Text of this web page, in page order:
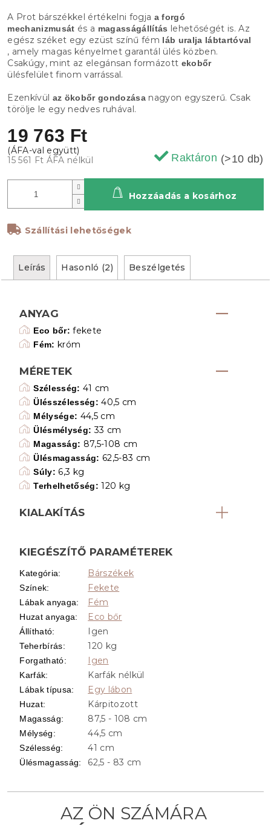
19 763 Ft
15 561 Ft ÁFA nélkül Raktáron (>10 db)
Szállítási lehetőségek
Hozzáadás a kosárhoz
A Prot bárszékkel értékelni fogja a forgó
mechanizmusát és a magasságállítás lehetőségét is. Az
egész széket egy ezüst színű fém láb uralja lábtartóval
, amely magas kényelmet garantál ülés közben.
Csakúgy, mint az elegánsan formázott ekobőr
ülésfelület finom varrással.
Ezenkívül az ökobőr gondozásanagyon egyszerű. Csak
törölje le egy nedves ruhával.
Leírás Hasonló (2) Beszélgetés
ANYAG
Eco bőr: fekete
Fém: króm
MÉRETEK
Szélesség: 41 cm
Ülésszélesség: 40,5 cm
Mélysége: 44,5 cm
Ülésmélység: 33 cm
Magasság: 87,5-108 cm
Ülésmagasság: 62,5-83 cm
Súly: 6,3 kg
Terhelhetőség: 120 kg
KIALAKÍTÁS
KIEGÉSZÍTŐ PARAMÉTEREK
Kategória: Bárszékek
Színek: Fekete
Lábak anyaga: Fém
Huzat anyaga: Eco bőr
Állítható: Igen
Teherbírás: 120 kg
Forgatható: Igen
Karfák: Karfák nélkül
Lábak típusa: Egy lábon
Huzat: Kárpitozott
Magasság: 87,5 - 108 cm
Mélység: 44,5 cm
Szélesség: 41 cm
Ülésmagasság: 62,5 - 83 cm